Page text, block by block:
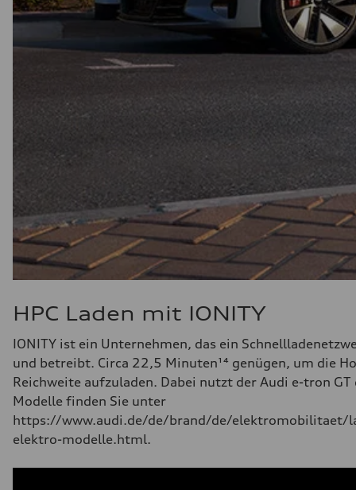
HPC Laden mit IONITY
IONITY ist ein Unternehmen, das ein
und betreibt. Circa 22,5 Minuten¹⁴ genügen, um die
Reichweite aufzuladen. Dabei nutzt der Audi e-tron
Modelle finden Sie unter
https://www.audi.de/de/brand/de/elektromobilitaet/
elektro-modelle.html.